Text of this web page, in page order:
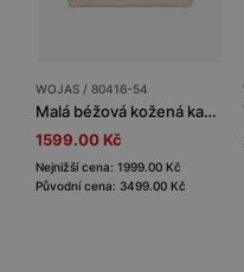
WOJAS / 80416-54
Malá béžová kožená kabelka pro každodenní nošení
1599.00 Kč
Nejnižší cena: 1999.00 Kč
Původní cena: 3499.00 Kč